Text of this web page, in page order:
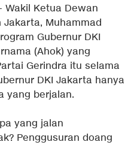
Wakil Ketua Dewan
Jakarta, Muhammad
Gubernur DKI
(Ahok) yang
Gerindra itu selama
DKI Jakarta hanya
yang berjalan.
yang jalan
Penggusuran doang